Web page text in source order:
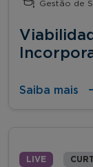
Gestão de
Saiba mais
LIVE